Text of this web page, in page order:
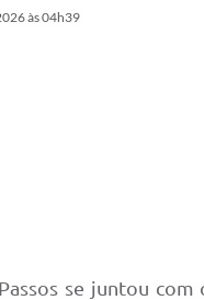
às 04h39
se juntou com